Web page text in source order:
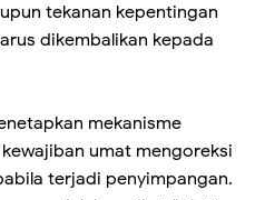
tekanan kepentingan
dikembalikan kepada
mekanisme
umat mengoreksi
terjadi penyimpangan.